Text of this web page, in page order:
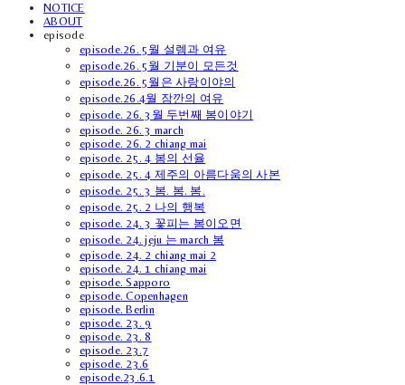
NOTICE
ABOUT
episode
episode.26. 5월 설렘과 여유
episode.26. 5월 기분이 모든것
episode.26. 5월은 사랑이야의
episode.26.4월 잠깐의 여유
episode. 26. 3월 두번째 봄이야기
episode. 26. 3 march
episode. 26. 2 chiang mai
episode. 25. 4 봄의 선율
episode. 25. 4 제주의 아름다움의 사본
episode. 25. 3 봄. 봄. 봄.
episode. 25. 2 나의 행복
episode. 24. 3 꽃피는 봄이오면
episode. 24. jeju 는 march 봄
episode. 24. 2 chiang mai 2
episode. 24. 1 chiang mai
episode. Sapporo
episode. Copenhagen
episode. Berlin
episode. 23. 9
episode. 23. 8
episode. 23.7
episode. 23.6
episode.23.6.1